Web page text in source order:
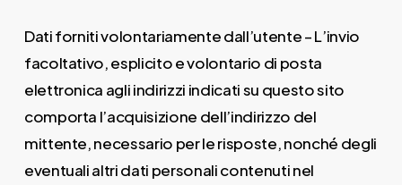
Dati forniti volontariamente dall’utente – L’invio
facoltativo, esplicito e volontario di posta
elettronica agli indirizzi indicati su questo sito
comporta l’acquisizione dell’indirizzo del
mittente, necessario per le risposte, nonché degli
eventuali altri dati personali contenuti nel